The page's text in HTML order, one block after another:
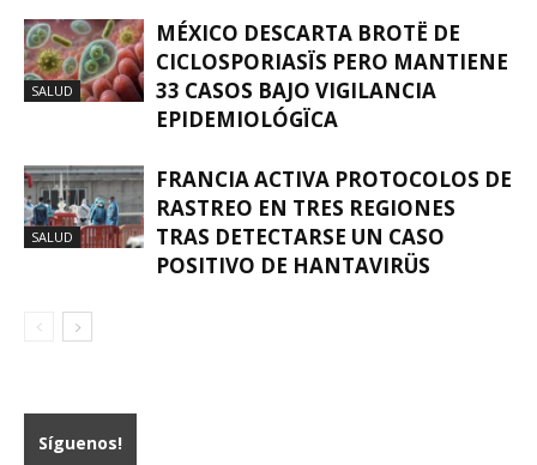
SALUD
MÉXICO DESCARTA BROTË DE
CICLOSPORIASÏS PERO MANTIENE
33 CASOS BAJO VIGILANCIA
EPIDEMIOLÓGÏCA
SALUD
FRANCIA ACTIVA PROTOCOLOS DE
RASTREO EN TRES REGIONES
TRAS DETECTARSE UN CASO
POSITIVO DE HANTAVIRÜS
Síguenos!